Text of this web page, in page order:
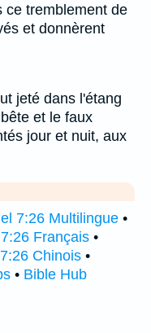
ce tremblement de
et donnèrent
jeté dans l'étang
et le faux
jour et nuit, aux
7:26 Multilingue •
Français •
Chinois •
• Bible Hub